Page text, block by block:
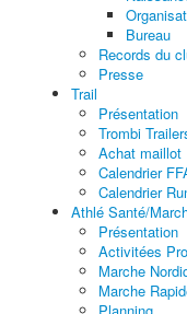
Bureau
Records du
Presse
Trail
Présentation
Trombi
Achat maillot
Calendrier
Calendrier
Athlé Santé/
Présentation
Activitées
Marche
Marche